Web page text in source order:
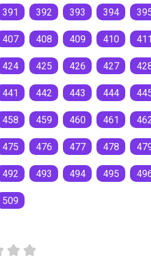
391 392 393 394
407 408 409 410
424 425 426 427
441 442 443 444
458 459 460 461
475 476 477 478
492 493 494 495
509